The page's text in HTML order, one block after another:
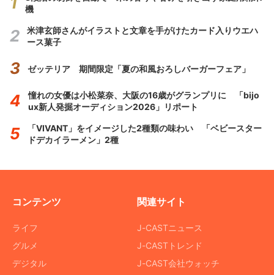
機
米津玄師さんがイラストと文章を手がけたカード入りウエハ
ース菓子
ゼッテリア 期間限定「夏の和風おろしバーガーフェア」
憧れの女優は小松菜奈、大阪の16歳がグランプリに 「bijo
ux新人発掘オーディション2026」リポート
「VIVANT」をイメージした2種類の味わい 「ベビースター
ドデカイラーメン」2種
コンテンツ
ライフ
グルメ
デジタル
関連サイト
J-CASTニュース
J-CASTトレンド
J-CAST会社ウォッチ